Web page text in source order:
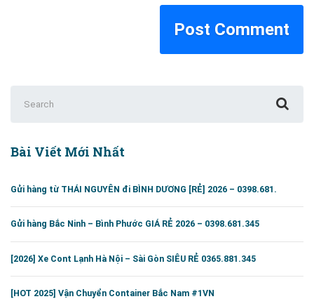
for:
Bài Viết Mới Nhất
Gửi hàng từ THÁI NGUYÊN đi BÌNH DƯƠNG [RẺ] 2026 – 0398.681.
Gửi hàng Bắc Ninh – Bình Phước GIÁ RẺ 2026 – 0398.681.345
[2026] Xe Cont Lạnh Hà Nội – Sài Gòn SIÊU RẺ 0365.881.345
[HOT 2025] Vận Chuyển Container Bắc Nam #1VN